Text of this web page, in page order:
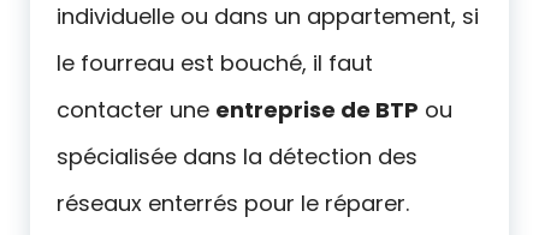
individuelle ou dans un appartement, si
le fourreau est bouché, il faut
contacter une entreprise de BTP ou
spécialisée dans la détection des
réseaux enterrés pour le réparer.